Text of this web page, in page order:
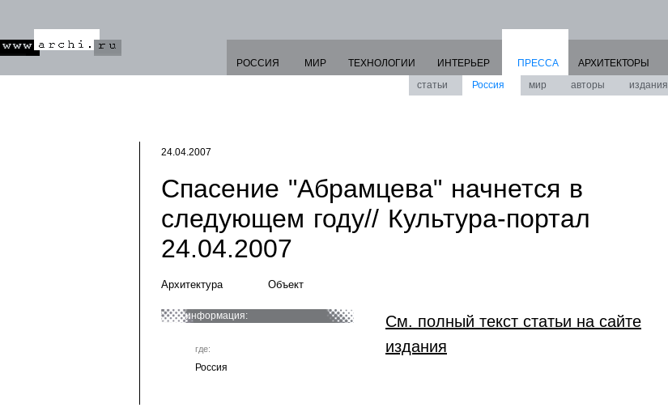
РОССИЯ МИР ТЕХНОЛОГИИ ИНТЕРЬЕР
ПРЕССА
статьи
Россия мир авторы издания
АРХИТЕКТОРЫ
24.04.2007
Спасение "Абрамцева" начнется в
следующем году// Культура-портал
24.04.2007
Архитектура Объект
информация:
где:
Россия
См. полный текст статьи на сайте
издания